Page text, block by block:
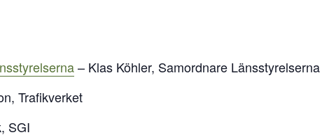
– Klas Köhler, Samordnare Länsstyrelserna
Trafikverket
SGI